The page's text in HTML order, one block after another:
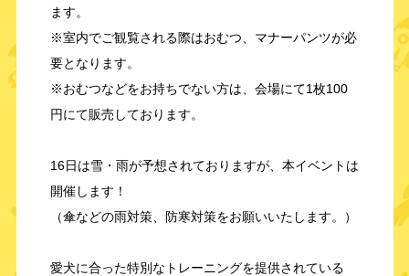
ます。
※室内でご観覧される際はおむつ、マナーパンツが必
要となります。
※おむつなどをお持ちでない方は、会場にて1枚100
円にて販売しております。
16日は雪・雨が予想されておりますが、本イベントは
開催します！
（傘などの雨対策、防寒対策をお願いいたします。）
愛犬に合った特別なトレーニングを提供されている